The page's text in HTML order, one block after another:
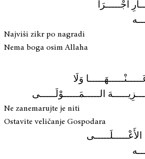
أَجْـــــرَا
Najviši zikr po nagradi
Nema boga osim Allaha
وَلَا
الـــــمَـــــوْلَـــــى
Ne zanemarujte je niti
Ostavite veličanje Gospodara